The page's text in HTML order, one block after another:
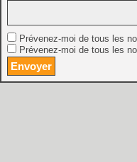
Prévenez-moi de tous les
Prévenez-moi de tous les